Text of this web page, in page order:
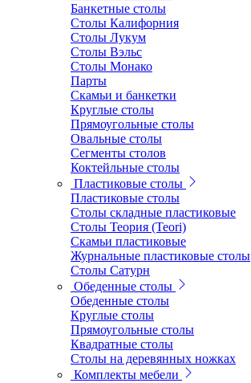
Банкетные столы
Столы Калифорния
Столы Лукум
Столы Вэльс
Столы Монако
Парты
Скамьи и банкетки
Круглые столы
Прямоугольные столы
Овальные столы
Сегменты столов
Коктейльные столы
Пластиковые столы
Пластиковые столы
Столы складные пластиковые
Столы Теория (Teori)
Скамьи пластиковые
Журнальные пластиковые столы
Столы Сатурн
Обеденные столы
Обеденные столы
Круглые столы
Прямоугольные столы
Квадратные столы
Столы на деревянных ножках
Комплекты мебели